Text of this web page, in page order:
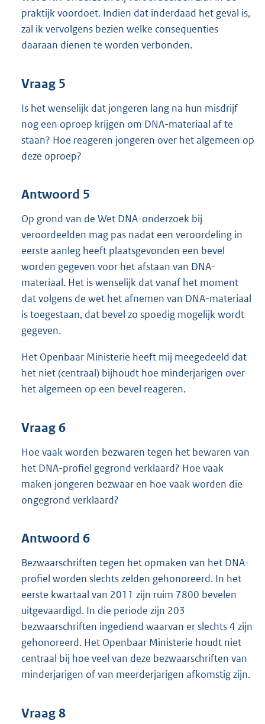
praktijk voordoet. Indien dat inderdaad het geval is,
zal ik vervolgens bezien welke consequenties
daaraan dienen te worden verbonden.
Vraag 5
Is het wenselijk dat jongeren lang na hun misdrijf
nog een oproep krijgen om DNA-materiaal af te
staan? Hoe reageren jongeren over het algemeen op
deze oproep?
Antwoord 5
Op grond van de Wet DNA-onderzoek bij
veroordeelden mag pas nadat een veroordeling in
eerste aanleg heeft plaatsgevonden een bevel
worden gegeven voor het afstaan van DNA-
materiaal. Het is wenselijk dat vanaf het moment
dat volgens de wet het afnemen van DNA-materiaal
is toegestaan, dat bevel zo spoedig mogelijk wordt
gegeven.
Het Openbaar Ministerie heeft mij meegedeeld dat
het niet (centraal) bijhoudt hoe minderjarigen over
het algemeen op een bevel reageren.
Vraag 6
Hoe vaak worden bezwaren tegen het bewaren van
het DNA-profiel gegrond verklaard? Hoe vaak
maken jongeren bezwaar en hoe vaak worden die
ongegrond verklaard?
Antwoord 6
Bezwaarschriften tegen het opmaken van het DNA-
profiel worden slechts zelden gehonoreerd. In het
eerste kwartaal van 2011 zijn ruim 7800 bevelen
uitgevaardigd. In die periode zijn 203
bezwaarschriften ingediend waarvan er slechts 4 zijn
gehonoreerd. Het Openbaar Ministerie houdt niet
centraal bij hoe veel van deze bezwaarschriften van
minderjarigen of van meerderjarigen afkomstig zijn.
Vraag 8